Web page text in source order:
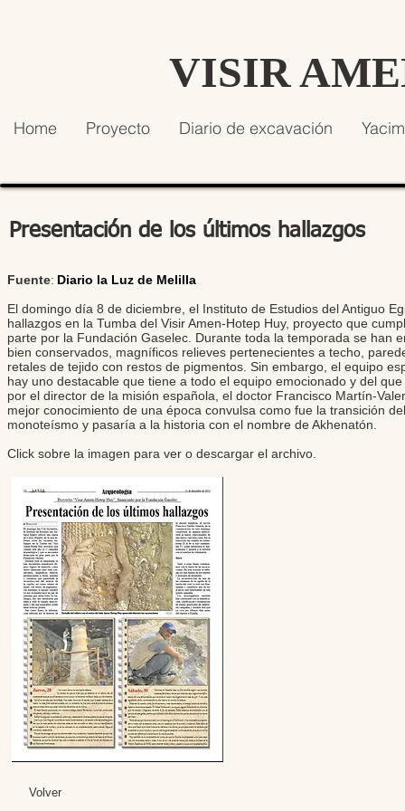
VISIR
Home Proyecto Diario de excavación
Presentación de los últimos hallazgos
Fuente:
El domingo día 8 de diciembre, el Instituto de Estudios del Antiguo
hallazgos en la Tumba del Visir Amen-Hotep Huy, proyecto que
parte por la Fundación Gaselec. Durante toda la temporada se han
bien conservados, magníficos relieves pertenecientes a techo,
retales de tejido con restos de pigmentos. Sin embargo, el equipo
hay uno destacable que tiene a todo el equipo emocionado y del
por el director de la misión española, el doctor Francisco Martín-
mejor conocimiento de una época convulsa como fue la transición
monoteísmo y pasaría a la historia con el nombre de Akhenatón.
Click sobre la imagen para ver o descargar el archivo.
Diario la Luz de Melilla
Volver